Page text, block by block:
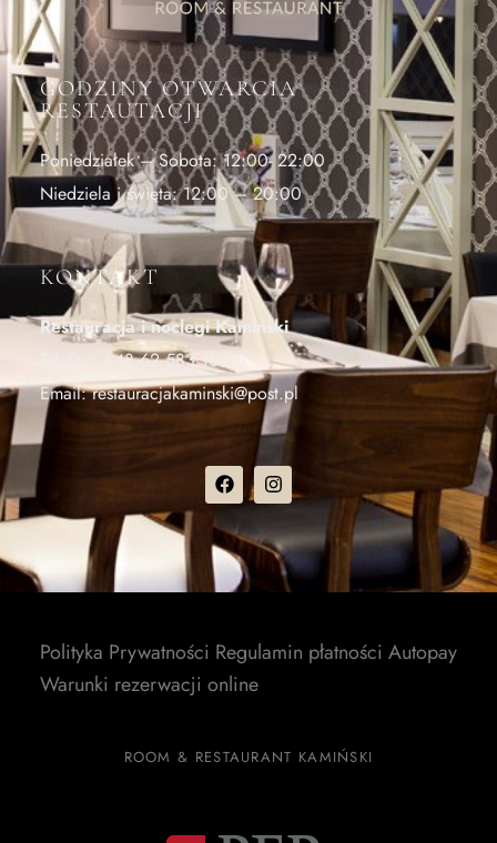
GODZINY OTWARCIA
RESTAUTACJI
Poniedziałek – Sobota: 12:00- 22:00
Niedziela i święta: 12:00 – 20:00
KONTAKT
Restauracja i noclegi Kamiński
+48 62 583 10 20
Email:restauracjakaminski@post.pl
ROOM & RESTAURANT KAMIŃSKI
Polityka Prywatności Regulamin płatności Autopay
Warunki rezerwacji online